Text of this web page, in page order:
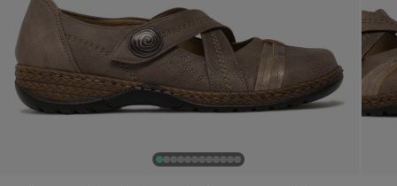
1Sur 12
2Sur 12
3Sur 12
4Sur 12
5Sur 12
6Sur 12
7Sur 12
8Sur 12
9Sur 12
10Sur 12
11Sur 12
12